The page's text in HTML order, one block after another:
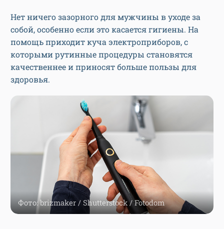
Нет ничего зазорного для мужчины в уходе за
собой, особенно если это касается гигиены. На
помощь приходит куча электроприборов, с
которыми рутинные процедуры становятся
качественнее и приносят больше пользы для
здоровья.
Фото: brizmaker / Shutterstock / Fotodom